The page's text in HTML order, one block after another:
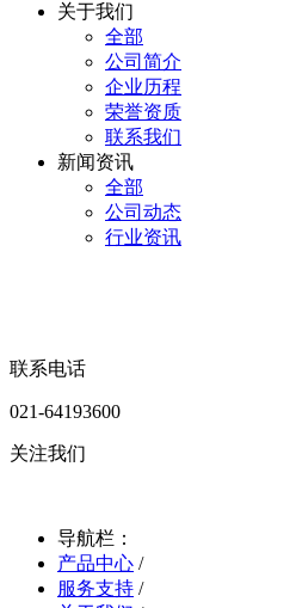
关于我们
全部
公司简介
企业历程
荣誉资质
联系我们
新闻资讯
全部
公司动态
行业资讯
联系电话
021-64193600
关注我们
导航栏：
产品中心 /
服务支持 /